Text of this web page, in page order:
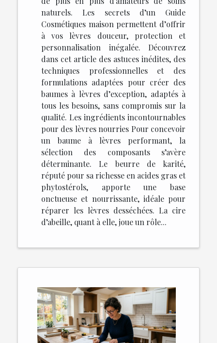
naturels. Les secrets d’un Guide
Cosmétiques maison permettent d’offrir
à vos lèvres douceur, protection et
personnalisation inégalée. Découvrez
dans cet article des astuces inédites, des
techniques professionnelles et des
formulations adaptées pour créer des
baumes à lèvres d’exception, adaptés à
tous les besoins, sans compromis sur la
qualité. Les ingrédients incontournables
pour des lèvres nourries Pour concevoir
un baume à lèvres performant, la
sélection des composants s’avère
déterminante. Le beurre de karité,
réputé pour sa richesse en acides gras et
phytostérols, apporte une base
onctueuse et nourrissante, idéale pour
réparer les lèvres desséchées. La cire
d’abeille, quant à elle, joue un rôle...